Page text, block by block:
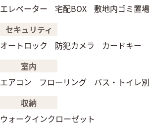
エレベーター
宅配BOX 敷地内ゴミ置場
セキュリティ
オートロック
防犯カメラ カードキー
室内
エアコン
フローリング バス・トイレ別
収納
ウォークインクローゼット